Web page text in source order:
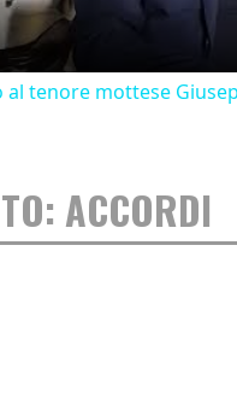
tenore mottese
ACCORDI